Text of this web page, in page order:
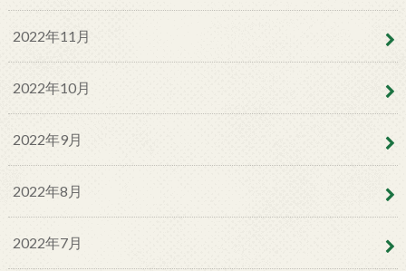
2022年11月
2022年10月
2022年9月
2022年8月
2022年7月